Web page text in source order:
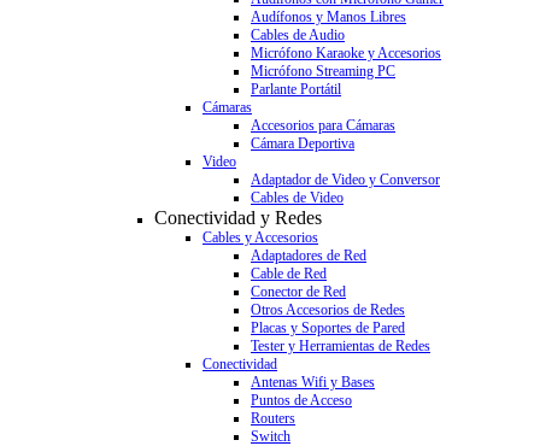
Audífonos y Manos Libres
Cables de Audio
Micrófono Karaoke y Accesorios
Micrófono Streaming PC
Parlante Portátil
Cámaras
Accesorios para Cámaras
Cámara Deportiva
Video
Adaptador de Video y Conversor
Cables de Video
Conectividad y Redes
Cables y Accesorios
Adaptadores de Red
Cable de Red
Conector de Red
Otros Accesorios de Redes
Placas y Soportes de Pared
Tester y Herramientas de Redes
Conectividad
Antenas Wifi y Bases
Puntos de Acceso
Routers
Switch